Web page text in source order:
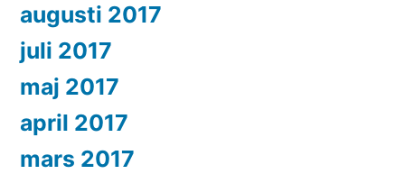
augusti 2017
juli 2017
maj 2017
april 2017
mars 2017